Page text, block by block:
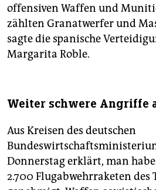
offensiven Waffen und
zählten Granatwerfer und
sagte die spanische
Margarita Roble.
Weiter schwere Angriffe
Aus Kreisen des deutschen
Donnerstag erklärt, man
2.700 Flugabwehrraketen des